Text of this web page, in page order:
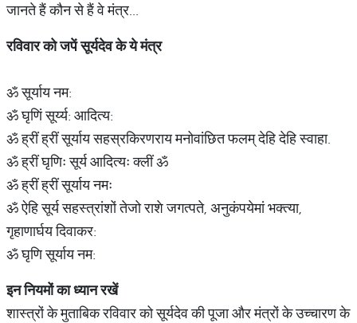
जानते हैं कौन से हैं वे मंत्र...
रविवारकोजपेंसूर्यदेवकेयेमंत्र
ॐ सूर्याय नम:
ॐ घृ‍णिं सूर्य्य: आदित्य:
ॐ ह्रीं ह्रीं सूर्याय सहस्रकिरणराय मनोवांछित फलम् देहि देहि स्वाहा.
ॐ ह्रीं घृणिः सूर्य आदित्यः क्लीं ॐ
ॐ ह्रीं ह्रीं सूर्याय नमः
ॐ ऐहि सूर्य सहस्त्रांशों तेजो राशे जगत्पते, अनुकंपयेमां भक्त्या,
गृहाणार्घय दिवाकर:
ॐ घृणि सूर्याय नम:
इन नियमों का ध्यान रखें
शास्त्रों के मुताबिक रविवार को सूर्यदेव की पूजा और मंत्रों के उच्चारण के